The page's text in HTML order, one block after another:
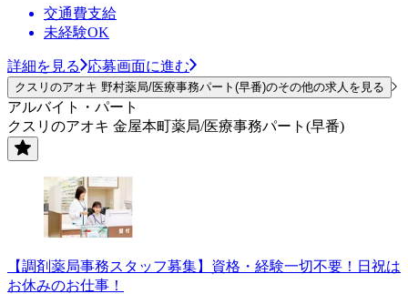
交通費支給
未経験OK
詳細を見る 応募画面に進む
クスリのアオキ 野村薬局/医療事務パート(早番)のその他の求人を見る
アルバイト・パート
クスリのアオキ 金屋本町薬局/医療事務パート(早番)
【調剤薬局事務スタッフ募集】資格・経験一切不要！日祝は
お休みのお仕事！